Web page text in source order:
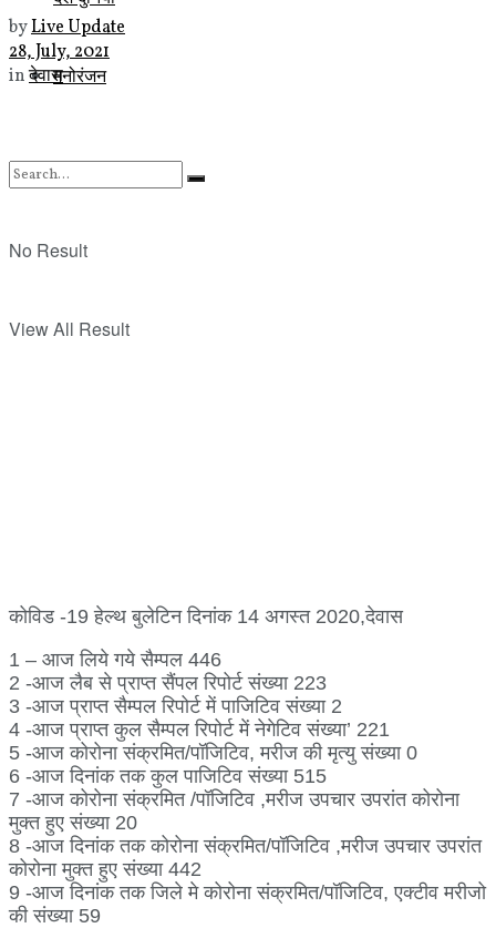
मनोरंजन
No Result
View All Result
byLive Update
28, July, 2021
inदेवास
कोविड -19 हेल्थ बुलेटिन दिनांक 14 अगस्त 2020,देवास
1 – आज लिये गये सैम्‍पल 446
2 -आज लैब से प्राप्त सैंपल रिपोर्ट संख्या 223
3 -आज प्राप्त सैम्पल रिपोर्ट में पाजिटिव संख्या 2
4 -आज प्राप्त कुल सैम्पल रिपोर्ट में नेगेटिव संख्या’ 221
5 -आज कोरोना संक्रमित/पॉजिटिव, मरीज की मृत्‍यु संख्या 0
6 -आज दिनांक तक कुल पाजिटिव संख्या 515
7 -आज कोरोना संक्रमित /पॉजिटिव ,मरीज उपचार उपरांत कोरोना
मुक्त हुए संख्या 20
8 -आज दिनांक तक कोरोना संक्रमित/पॉजिटिव ,मरीज उपचार उपरांत
कोरोना मुक्त हुए संख्या 442
9 -आज दिनांक तक जिले मे कोरोना संक्रमित/पॉजिटिव, एक्‍टीव मरीजो
की संख्या 59